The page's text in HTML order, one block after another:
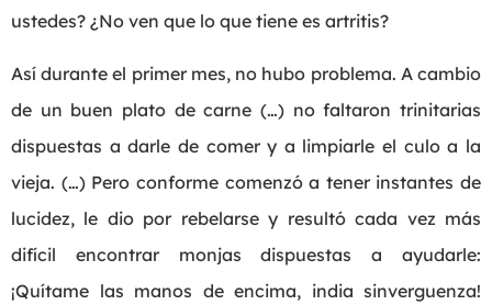
ustedes? ¿No ven que lo que tiene es artritis?
Así durante el primer mes, no hubo problema. A cambio
de un buen plato de carne (…) no faltaron trinitarias
dispuestas a darle de comer y a limpiarle el culo a la
vieja. (…) Pero conforme comenzó a tener instantes de
lucidez, le dio por rebelarse y resultó cada vez más
difícil encontrar monjas dispuestas a ayudarle:
¡Quítame las manos de encima, india sinverguenza!